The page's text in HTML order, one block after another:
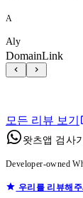
A
Aly
DomainLink
모든 리뷰 보기
왓츠앱 검사
Developer-owned
우리를 리뷰해